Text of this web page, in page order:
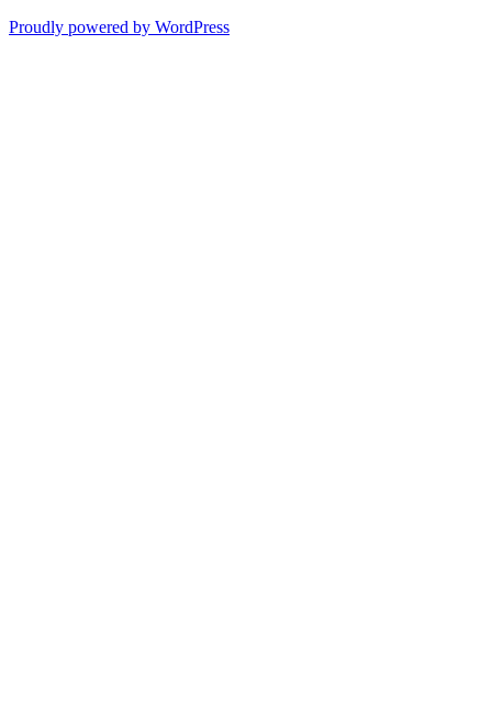
Proudly powered by WordPress